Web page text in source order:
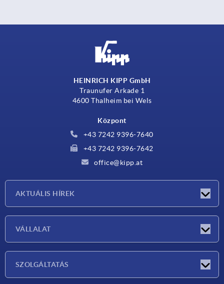
HEINRICH KIPP GmbH
Traunufer Arkade 1
4600 Thalheim bei Wels
Központ
+43 7242 9396-7640
+43 7242 9396-7642
office@kipp.at
AKTUÁLIS HÍREK
VÁLLALAT
SZOLGÁLTATÁS